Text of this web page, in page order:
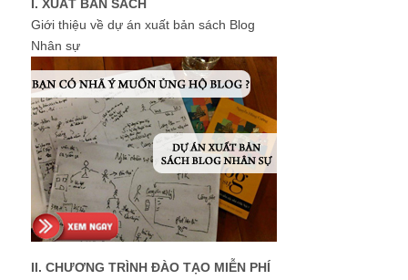
I. XUẤT BẢN SÁCH
Giới thiệu về dự án xuất bản sách Blog
Nhân sự
II. CHƯƠNG TRÌNH ĐÀO TẠO MIỄN PHÍ